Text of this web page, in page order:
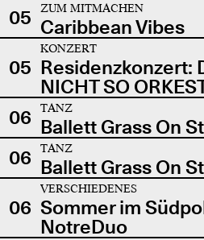
05
ZUM MITMACHEN
Caribbean Vibes
05
KONZERT
Residenzkonzert:
NICHT SO
06
TANZ
Ballett Grass On
06
TANZ
Ballett Grass On
06
VERSCHIEDENES
Sommer im
NotreDuo